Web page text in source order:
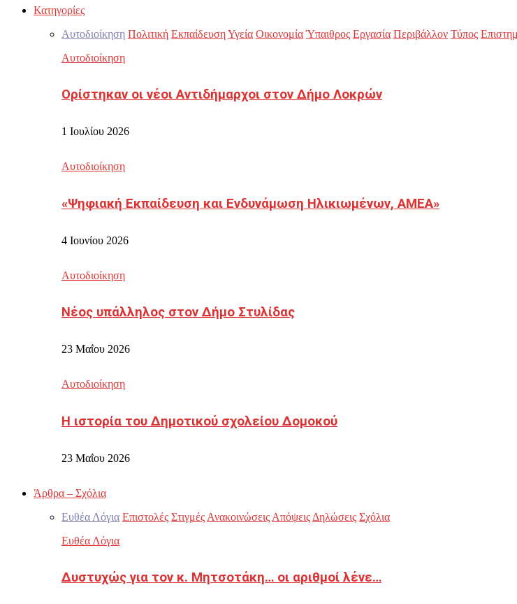
Κατηγορίες
Αυτοδιοίκηση Πολιτική ΕκπαίδευσηΥγεία Οικονομία Ύπαιθρος Εργασία Περιβάλλον Τύπος
Αυτοδιοίκηση
Ορίστηκαν οι νέοι Αντιδήμαρχοι στον Δήμο Λοκρών
1 Ιουλίου 2026
Αυτοδιοίκηση
«Ψηφιακή Εκπαίδευση και Ενδυνάμωση Ηλικιωμένων, ΑΜΕΑ»
4 Ιουνίου 2026
Αυτοδιοίκηση
Νέος υπάλληλος στον Δήμο Στυλίδας
23 Μαΐου 2026
Αυτοδιοίκηση
Η ιστορία του Δημοτικού σχολείου Δομοκού
23 Μαΐου 2026
Άρθρα – Σχόλια
Ευθέα Λόγια Επιστολές Στιγμές Ανακοινώσεις Απόψεις Δηλώσεις Σχόλια
Ευθέα Λόγια
Δυστυχώς για τον κ. Μητσοτάκη… οι αριθμοί λένε…